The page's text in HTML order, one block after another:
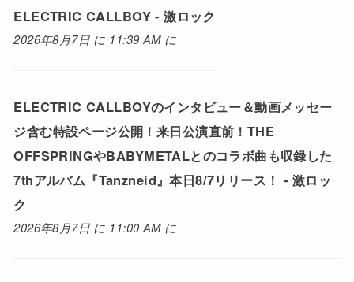
ELECTRIC CALLBOY - 激ロック
2026年8月7日 に 11:39 AM に
ELECTRIC CALLBOYのインタビュー＆動画メッセー
ジ含む特設ページ公開！来日公演直前！THE
OFFSPRINGやBABYMETALとのコラボ曲も収録した
7thアルバム『Tanzneid』本日8/7リリース！ - 激ロッ
ク
2026年8月7日 に 11:00 AM に